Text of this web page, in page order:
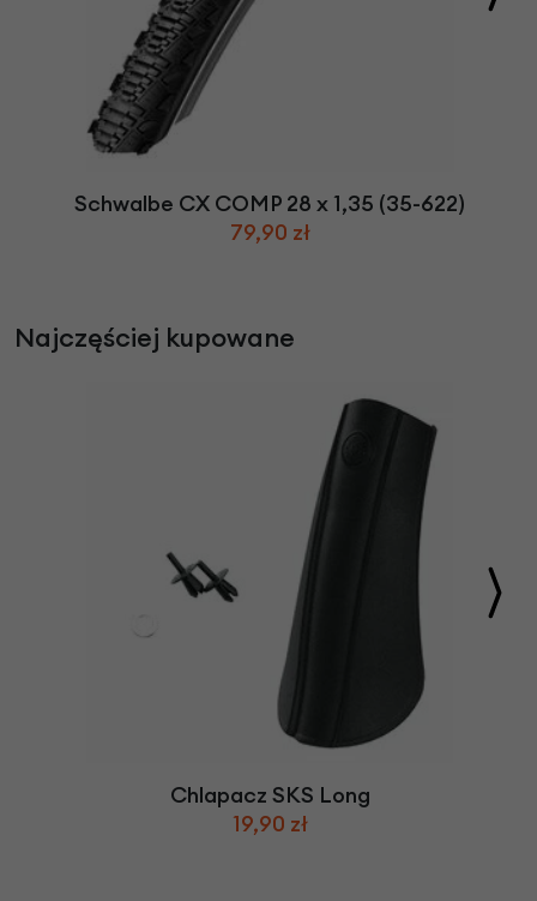
Schwalbe CX COMP 28 x 1,35 (35-622)
79,90 zł
Najczęściej kupowane
Chlapacz SKS Long
19,90 zł